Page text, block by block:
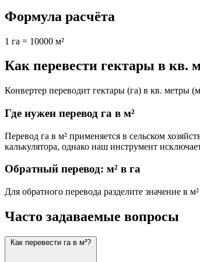
Формула расчёта
1 га = 10000 м²
Как перевести гектары в кв.
Конвертер переводит гектары (га) в кв. метры
Где нужен перевод га в м²
Перевод га в м² применяется в сельском
калькулятора, однако наш инструмент
Обратный перевод: м² в га
Для обратного перевода разделите значение в
Часто задаваемые вопросы
Как перевести га в м²?